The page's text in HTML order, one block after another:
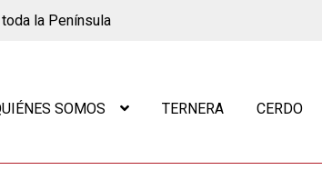
toda la Península
SOMOS TERNERA CERDO